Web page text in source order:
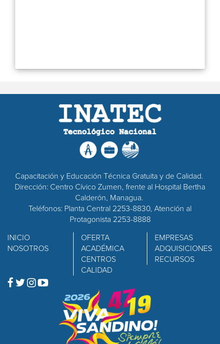
Capacitación y Educación Técnica Gratuita y de Calidad.
Dirección: Centro Cívico Zumen, frente al Hospital Bertha
Calderón, Managua.
Teléfonos: Planta Central 2253-8830, Atención al
Protagonista 2253-8888
INICIO
NOSOTROS
OFERTA
ACADÉMICA
CENTROS
CALIDAD
EMPRESAS
ADQUISICIONES
RECURSOS